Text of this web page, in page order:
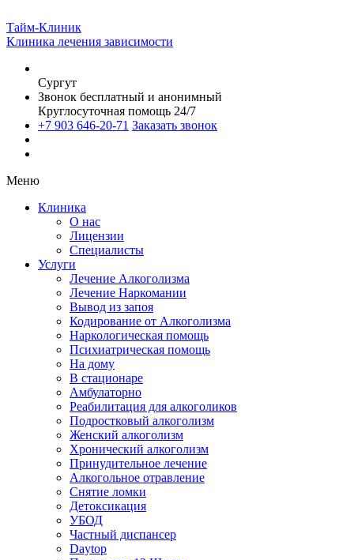
Тайм-Клиник
Клиника лечения зависимости
Сургут
Звонок бесплатный и анонимный
Круглосуточная помощь 24/7
+7 903 646-20-71 Заказать звонок
Меню
Клиника
О нас
Лицензии
Специалисты
Услуги
Лечение Алкоголизма
Лечение Наркомании
Вывод из запоя
Кодирование от Алкоголизма
Наркологическая помощь
Психиатрическая помощь
На дому
В стационаре
Амбулаторно
Реабилитация для алкоголиков
Подростковый алкоголизм
Женский алкоголизм
Хронический алкоголизм
Принудительное лечение
Алкогольное отравление
Снятие ломки
Детоксикация
УБОД
Частный диспансер
Daytop